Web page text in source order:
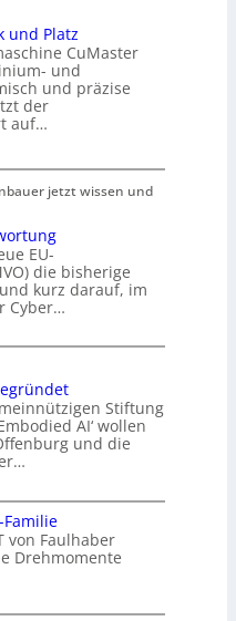
und Platz
CuMaster
und
und präzise
der
auf…
jetzt wissen und
EU-
die bisherige
kurz darauf, im
Cyber…
Stiftung
AI‘ wollen
und die
von Faulhaber
Drehmomente